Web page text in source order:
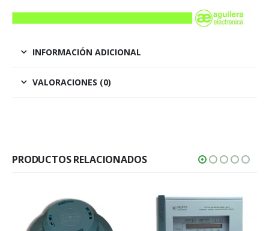
INFORMACIÓN ADICIONAL
VALORACIONES (0)
PRODUCTOS RELACIONADOS